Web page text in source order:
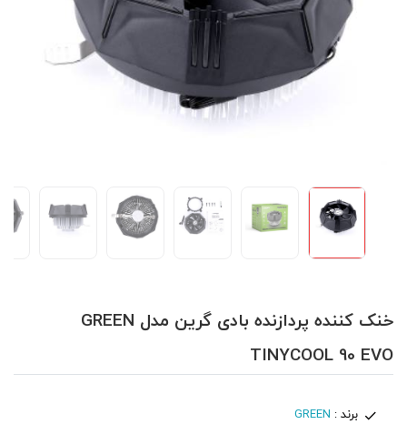
خنک کننده پردازنده بادی گرین مدل GREEN
TINYCOOL 90 EVO
برند : GREEN